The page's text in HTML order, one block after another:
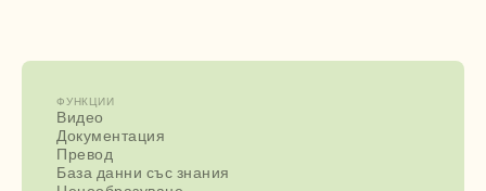
ФУНКЦИИ
Видео
Документация
Превод
База данни със знания